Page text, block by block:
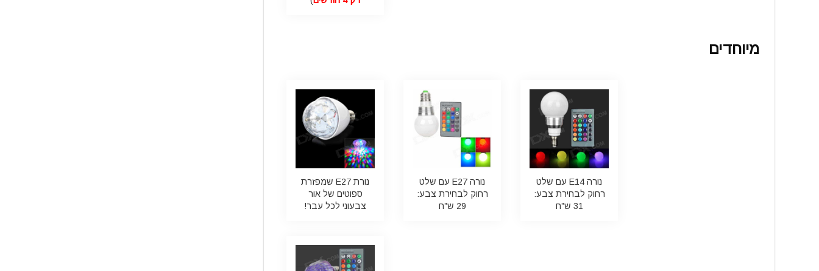
מיוחדים
נורת E27 שמפזרת
ספוטים של אור
צבעוני לכל עבר!
נורה E27 עם שלט
רחוק לבחירת צבע:
29 ש”ח
נורה E14 עם שלט
רחוק לבחירת צבע:
31 ש”ח